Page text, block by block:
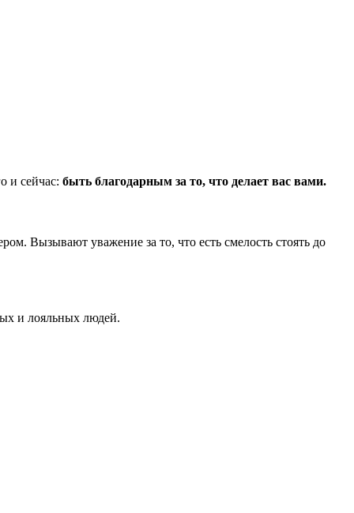
и сейчас: быть благодарным за то, что делает вас вами.
Вызывают уважение за то, что есть смелость стоять до
и лояльных людей.